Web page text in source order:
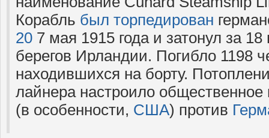
Корабль был торпедирован
20 7 мая 1915 года и затонул за
берегов Ирландии. Погибло 1198
находившихся на борту.
лайнера настроило общественное
(в особенности, США) против